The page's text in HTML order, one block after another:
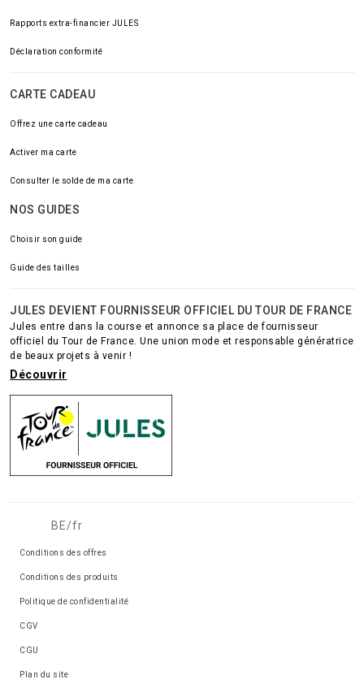
Rapports extra-financier JULES
Déclaration conformité
CARTE CADEAU
Offrez une carte cadeau
Activer ma carte
Consulter le solde de ma carte
NOS GUIDES
Choisir son guide
Guide des tailles
JULES DEVIENT FOURNISSEUR OFFICIEL DU TOUR DE FRANCE
Jules entre dans la course et annonce sa place de fournisseur
officiel du Tour de France. Une union mode et responsable génératrice
de beaux projets à venir !
Découvrir
BE/fr
Conditions des offres
Conditions des produits
Politique de confidentialité
CGV
CGU
Plan du site